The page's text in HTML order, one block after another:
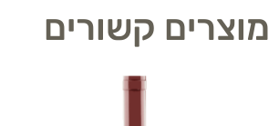
מוצרים קשורים